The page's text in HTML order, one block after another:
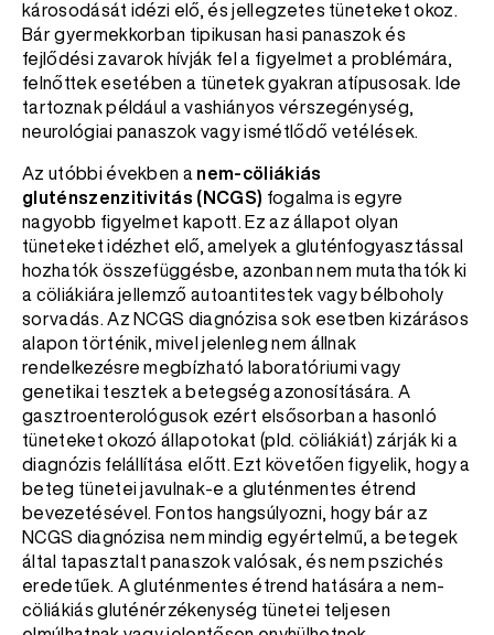
károsodását idézi elő, és jellegzetes tüneteket okoz.
Bár gyermekkorban tipikusan hasi panaszok és
fejlődési zavarok hívják fel a figyelmet a problémára,
felnőttek esetében a tünetek gyakran atípusosak. Ide
tartoznak például a vashiányos vérszegénység,
neurológiai panaszok vagy ismétlődő vetélések.
Az utóbbi években a nem-cöliákiás
gluténszenzitivitás (NCGS) fogalma is egyre
nagyobb figyelmet kapott. Ez az állapot olyan
tüneteket idézhet elő, amelyek a gluténfogyasztással
hozhatók összefüggésbe, azonban nem mutathatók ki
a cöliákiára jellemző autoantitestek vagy bélboholy
sorvadás. Az NCGS diagnózisa sok esetben kizárásos
alapon történik, mivel jelenleg nem állnak
rendelkezésre megbízható laboratóriumi vagy
genetikai tesztek a betegség azonosítására. A
gasztroenterológusok ezért elsősorban a hasonló
tüneteket okozó állapotokat (pld. cöliákiát) zárják ki a
diagnózis felállítása előtt. Ezt követően figyelik, hogy a
beteg tünetei javulnak-e a gluténmentes étrend
bevezetésével. Fontos hangsúlyozni, hogy bár az
NCGS diagnózisa nem mindig egyértelmű, a betegek
által tapasztalt panaszok valósak, és nem pszichés
eredetűek. A gluténmentes étrend hatására a nem-
cöliákiás gluténérzékenység tünetei teljesen